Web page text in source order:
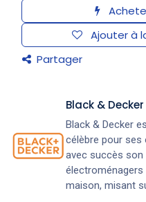
Ajouter à
Partager
Black & Decker
Black & Decker
célèbre pour ses
avec succès son
électroménagers
maison, misant